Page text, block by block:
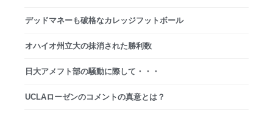
デッドマネーも破格なカレッジフットボール
オハイオ州立大の抹消された勝利数
日大アメフト部の騒動に際して・・・
UCLAローゼンのコメントの真意とは？